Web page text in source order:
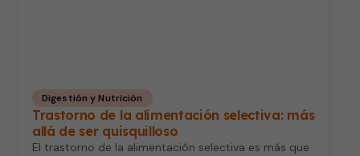
Digestión y Nutrición
Trastorno de la alimentación selectiva: más
allá de ser quisquilloso
El trastorno de la alimentación selectiva es más que